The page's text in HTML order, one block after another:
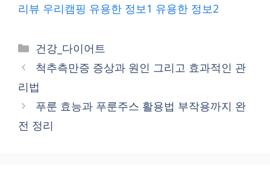
리뷰 우리캠핑 유용한 정보1 유용한 정보2
Categories
건강_다이어트
척추측만증 증상과 원인 그리고 효과적인 관
리법
푸룬 효능과 푸룬주스 활용법 부작용까지 완
전 정리